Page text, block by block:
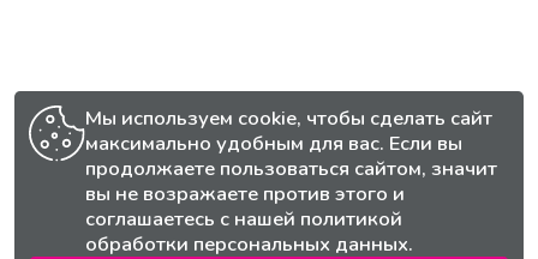
Мы используем cookie, чтобы сделать сайт
максимально удобным для вас. Если вы
продолжаете пользоваться сайтом, значит
вы не возражаете против этого и
соглашаетесь с нашей политикой
обработки персональных данных.